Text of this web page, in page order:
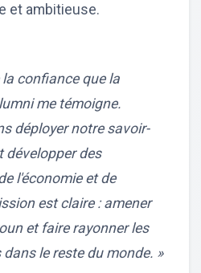
et ambitieuse.
confiance que la
me témoigne.
déployer notre savoir-
développer des
l'économie et de
est claire : amener
et faire rayonner les
le reste du monde. »